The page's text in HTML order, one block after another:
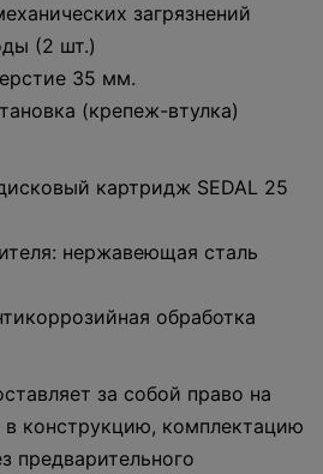
загрязнений
(2 шт.)
35 мм.
(крепеж-втулка)
картридж SEDAL 25
нержавеющая сталь
обработка
за собой право на
в конструкцию, комплектацию
предварительного